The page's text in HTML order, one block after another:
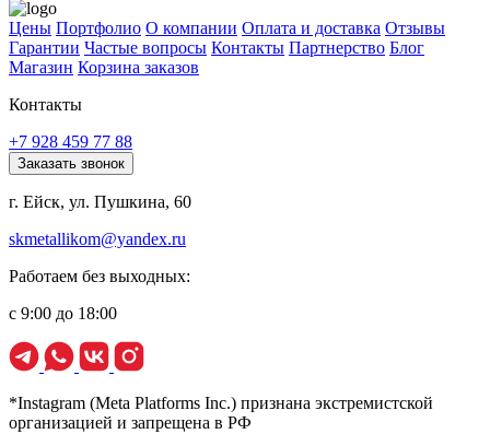
Цены Портфолио О компании Оплата и доставка Отзывы
Гарантии Частые вопросы Контакты Партнерство Блог
Магазин Корзина заказов
Контакты
+7 928 459 77 88
Заказать звонок
г. Ейск, ул. Пушкина, 60
skmetallikom@yandex.ru
Работаем без выходных:
с 9:00 до 18:00
*Instagram (Meta Platforms Inc.) признана экстремистской
организацией и запрещена в РФ